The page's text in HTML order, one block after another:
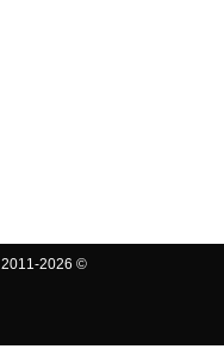
2011-2026 ©